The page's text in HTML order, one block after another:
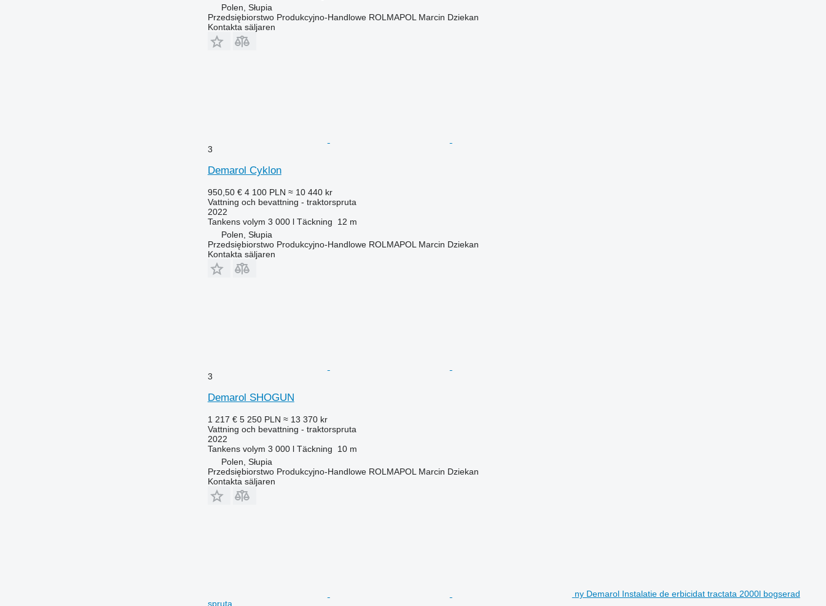
Polen, Słupia
Przedsiębiorstwo Produkcyjno-Handlowe ROLMAPOL Marcin Dziekan
Kontakta säljaren
3
Demarol Cyklon
950,50 € 4 100 PLN ≈ 10 440 kr
Vattning och bevattning - traktorspruta
2022
Tankens volym 3 000 l Täckning
12 m
Polen, Słupia
Przedsiębiorstwo Produkcyjno-Handlowe ROLMAPOL Marcin Dziekan
Kontakta säljaren
3
Demarol SHOGUN
1 217 € 5 250 PLN ≈ 13 370 kr
Vattning och bevattning - traktorspruta
2022
Tankens volym 3 000 l Täckning
10 m
Polen, Słupia
Przedsiębiorstwo Produkcyjno-Handlowe ROLMAPOL Marcin Dziekan
Kontakta säljaren
ny Demarol Instalatie de erbicidat tractata 2000l bogserad
spruta